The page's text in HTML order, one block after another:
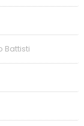
Battisti